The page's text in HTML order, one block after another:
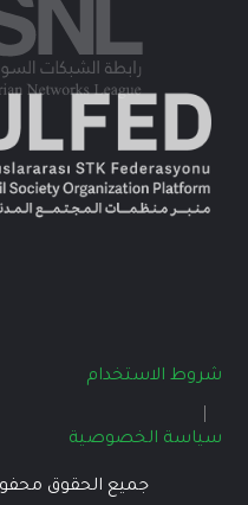
شروط الاستخدام
سياسة الخصوصية